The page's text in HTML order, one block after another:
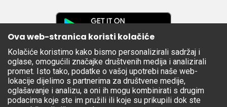
Apple
Store
Ova web-stranica koristi kolačiće
Kolačiće koristimo kako bismo personalizirali sadržaj i
oglase, omogućili značajke društvenih medija i analizirali
promet. Isto tako, podatke o vašoj upotrebi naše web-
lokacije dijelimo s partnerima za društvene medije,
oglašavanje i analizu, a oni ih mogu kombinirati s drugim
podacima koje ste im pružili ili koje su prikupili dok ste